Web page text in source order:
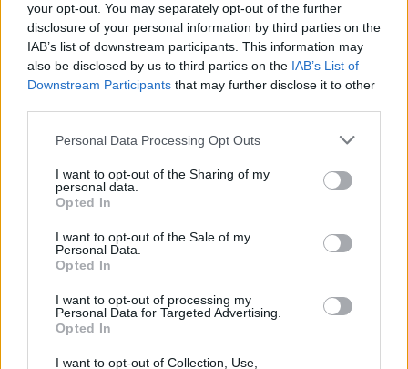
your opt-out. You may separately opt-out of the further
disclosure of your personal information by third parties on the
IAB’s list of downstream participants. This information may
also be disclosed by us to third parties on the IAB’s List of
Downstream Participants that may further disclose it to other
Personal Data Processing Opt Outs
I want to opt-out of the Sharing of my
personal data.
Opted In
I want to opt-out of the Sale of my
Personal Data.
Opted In
I want to opt-out of processing my
Personal Data for Targeted Advertising.
Opted In
I want to opt-out of Collection, Use,
Lancer le diaporama